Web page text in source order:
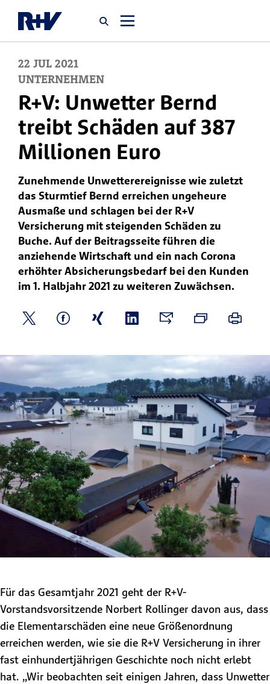
Startseite
Newsroom
Über uns
Karriere
Jobsuche
22 JUL 2021
UNTERNEHMEN
R+V: Unwetter Bernd
treibt Schäden auf 387
Millionen Euro
Zunehmende Unwetterereignisse wie zuletzt
das Sturmtief Bernd erreichen ungeheure
Ausmaße und schlagen bei der R+V
Versicherung mit steigenden Schäden zu
Buche. Auf der Beitragsseite führen die
anziehende Wirtschaft und ein nach Corona
erhöhter Absicherungsbedarf bei den Kunden
im 1. Halbjahr 2021 zu weiteren Zuwächsen.
Für das Gesamtjahr 2021 geht der R+V-
Vorstandsvorsitzende Norbert Rollinger davon aus, dass
die Elementarschäden eine neue Größenordnung
erreichen werden, wie sie die R+V Versicherung in ihrer
fast einhundertjährigen Geschichte noch nicht erlebt
hat. „Wir beobachten seit einigen Jahren, dass Unwetter